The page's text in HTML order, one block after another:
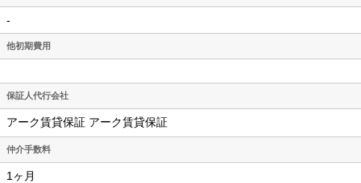
-
他初期費用
保証人代行会社
アーク賃貸保証 アーク賃貸保証
仲介手数料
1ヶ月